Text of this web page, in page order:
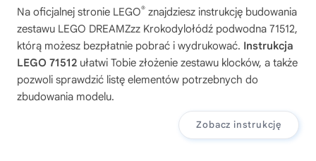
Na oficjalnej stronie LEGO® znajdziesz instrukcję budowania
zestawu LEGO DREAMZzz Krokodylołódź podwodna 71512,
którą możesz bezpłatnie pobrać i wydrukować. Instrukcja
LEGO 71512 ułatwi Tobie złożenie zestawu klocków, a także
pozwoli sprawdzić listę elementów potrzebnych do
zbudowania modelu.
Zobacz instrukcję